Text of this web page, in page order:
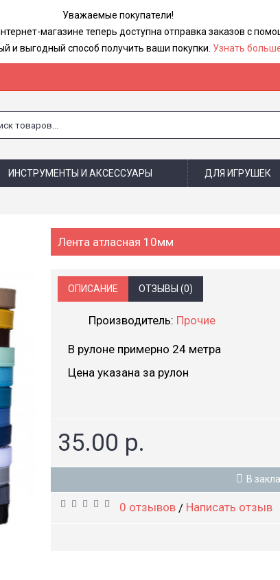
Уважаемые покупатели!
магазине теперь доступна отправка заказов с
и выгодный способ получить ваши покупки. Узнать
ИНСТРУМЕНТЫ И АКСЕССУАРЫ ДЛЯ ИГРУШЕК
Лента атласная 10мм
ОПИСАНИЕ ОТЗЫВЫ (0)
Производитель: Прочие
В рулоне примерно 24 метра
Цена указана за рулон
35.00 р.
В
0 отзывов/ Написать отзыв